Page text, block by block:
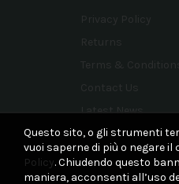
Latest News
Our Sitemap
Questo sito, o gli strumenti
vuoi saperne di più o negare
Policy. Chiudendo questo
maniera, acconsenti all’uso